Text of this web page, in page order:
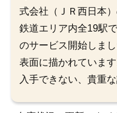
式会社（ＪＲ西日本
鉄道エリア内全19駅
のサービス開始しま
表面に描かれていま
入手できない、貴重